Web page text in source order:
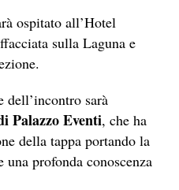
ospitato all’Hotel
sulla Laguna e
dell’incontro sarà
Palazzo Eventi, che ha
della tappa portando la
profonda conoscenza